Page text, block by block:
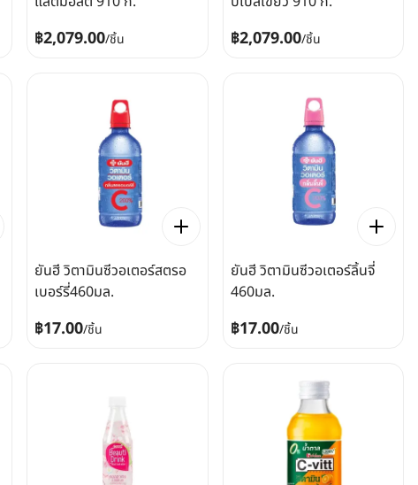
฿2,079.00/ชิ้น ฿2,079.00/ชิ้น
ยันฮี วิตามินซีวอเตอร์สตรอ
เบอร์รี่460มล.
฿17.00/ชิ้น
ยันฮี วิตามินซีวอเตอร์ลิ้นจี่
460มล.
฿17.00/ชิ้น